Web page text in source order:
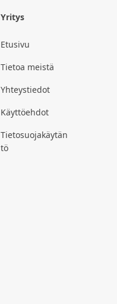
Yritys
Etusivu
Tietoa meistä
Yhteystiedot
Käyttöehdot
Tietosuojakäytän
tö